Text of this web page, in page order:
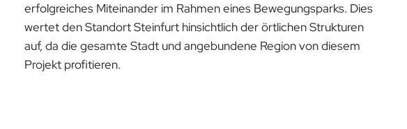
erfolgreiches Miteinander im Rahmen eines Bewegungsparks. Dies
wertet den Standort Steinfurt hinsichtlich der örtlichen Strukturen
auf, da die gesamte Stadt und angebundene Region von diesem
Projekt profitieren.